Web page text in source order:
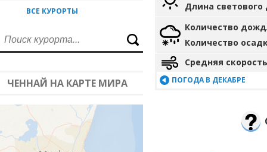
ВСЕ КУРОРТЫ
ЧЕННАЙ НА КАРТЕ МИРА
Длина светового
Количество
Количество
Средняя
ПОГОДА В ДЕКАБРЕ